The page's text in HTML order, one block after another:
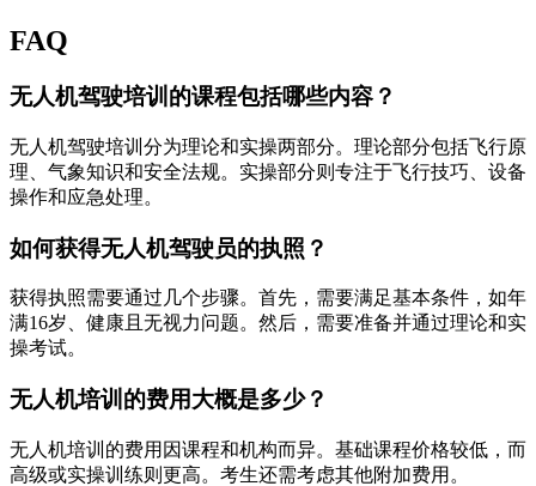
FAQ
无人机驾驶培训的课程包括哪些内容？
无人机驾驶培训分为理论和实操两部分。理论部分包括飞行原
理、气象知识和安全法规。实操部分则专注于飞行技巧、设备
操作和应急处理。
如何获得无人机驾驶员的执照？
获得执照需要通过几个步骤。首先，需要满足基本条件，如年
满16岁、健康且无视力问题。然后，需要准备并通过理论和实
操考试。
无人机培训的费用大概是多少？
无人机培训的费用因课程和机构而异。基础课程价格较低，而
高级或实操训练则更高。考生还需考虑其他附加费用。